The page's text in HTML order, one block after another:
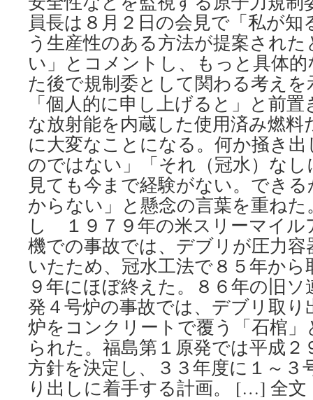
員長は８月２日の会見で「私が
う生産性のある方法が提案され
い」とコメントし、もっと具体
た後で規制委として関わる考え
「個人的に申し上げると」と前
な放射能を内蔵した使用済み燃料
に大変なことになる。何か掻き
のではない」「それ（冠水）な
見ても今まで経験がない。でき
からない」と懸念の言葉を重ね
し １９７９年の米スリーマイル
機での事故では、デブリが圧力
いたため、冠水工法で８５年か
９年にほぼ終えた。８６年の旧
発４号炉の事故では、デブリ取
炉をコンクリートで覆う「石棺
られた。福島第１原発では平成
方針を決定し、３３年度に１～３
り出しに着手する計画。 […] 全文